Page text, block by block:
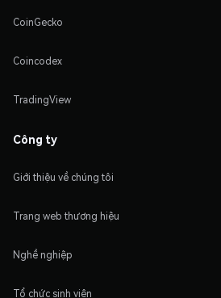
CoinGecko
Coincodex
TradingView
Công ty
Giới thiệu về chúng tôi
Trang web thương hiệu
Nghề nghiệp
Tổ chức sinh viên